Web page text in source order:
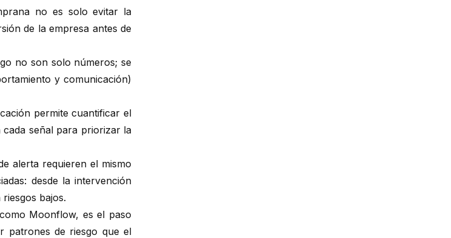
no es solo evitar la
de la empresa antes de
no son solo números; se
y comunicación)
permite cuantificar el
cada señal para priorizar la
alerta requieren el mismo
desde la intervención
bajos.
Moonflow, es el paso
patrones de riesgo que el